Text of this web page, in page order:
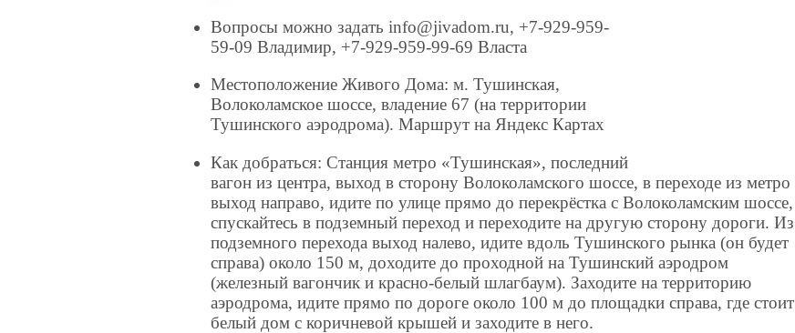
Вопросы можно задать info@jivadom.ru, +7-929-959-
59-09 Владимир, +7-929-959-99-69 Власта
Местоположение Живого Дома: м. Тушинская,
Волоколамское шоссе, владение 67 (на территории
Тушинского аэродрома). Маршрут на Яндекс Картах
Как добраться: Станция метро «Тушинская», последний
вагон из центра, выход в сторону Волоколамского шоссе, в переходе из метро
выход направо, идите по улице прямо до перекрёстка с Волоколамским шоссе,
спускайтесь в подземный переход и переходите на другую сторону дороги. Из
подземного перехода выход налево, идите вдоль Тушинского рынка (он будет
справа) около 150 м, доходите до проходной на Тушинский аэродром
(железный вагончик и красно-белый шлагбаум). Заходите на территорию
аэродрома, идите прямо по дороге около 100 м до площадки справа, где стоит
белый дом с коричневой крышей и заходите в него.